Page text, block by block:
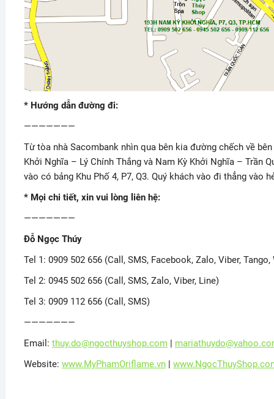
* Hướng dẫn đường đi:
———————
Từ tòa nhà Sacombank nhìn qua bên kia đường chếch về
Khởi Nghĩa – Lý Chính Thắng và Nam Kỳ Khởi Nghĩa – Trần
vào có bảng Khu Phố 4, P7, Q3. Quý khách vào đi thẳng vào
* Mọi chi tiết, xin vui lòng liên hệ:
———————
Đỗ Ngọc Thúy
Tel 1: 0909 502 656 (Call, SMS, Facebook, Zalo, Viber,
Tel 2: 0945 502 656 (Call, SMS, Zalo, Viber, Line)
Tel 3: 0909 112 656 (Call, SMS)
———————
Email: thuy.do@ngocthuyshop.com|
Website: www.MyPhamOriflame.vn|